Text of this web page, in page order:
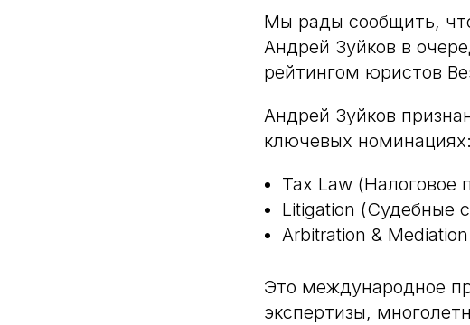
Мы рады сообщить,
Андрей Зуйков в
рейтингом юристов
Андрей Зуйков
ключевых номинациях:
Tax Law (Налоговое
Litigation (Судебные
Arbitration &
Это международное
экспертизы,